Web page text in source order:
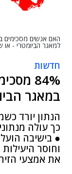
האם אנשים מסכימים
למאגר הביומטרי - או
חדשות
84%
במאגר
כך עולה
● בישיבה
וחוסר
את אמצעי